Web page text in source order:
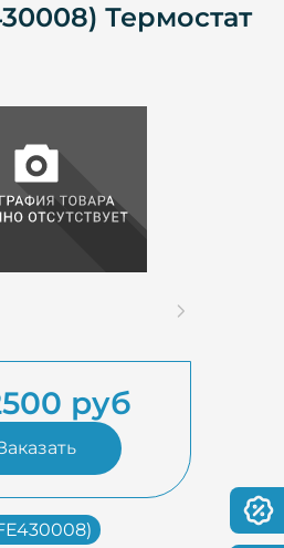
Термостат
руб